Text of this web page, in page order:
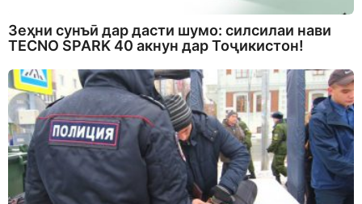
Зеҳни сунъӣ дар дасти шумо: силсилаи нави
TECNO SPARK 40 акнун дар Тоҷикистон!